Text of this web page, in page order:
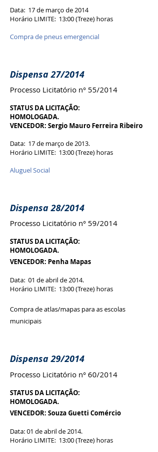
Data: 17 de março de 2014
Horário LIMITE: 13:00 (Treze) horas
Compra de pneus emergencial
Dispensa 27/2014
Processo Licitatório n° 55/2014
STATUS DA LICITAÇÃO:
HOMOLOGADA.
VENCEDOR: Sergio Mauro Ferreira Ribeiro
Data: 17 de março de 2013.
Horário LIMITE: 13:00 (Treze) horas
Aluguel Social
Dispensa 28/2014
Processo Licitatório n° 59/2014
STATUS DA LICITAÇÃO:
HOMOLOGADA.
VENCEDOR: Penha Mapas
Data: 01 de abril de 2014.
Horário LIMITE: 13:00 (Treze) horas
Compra de atlas/mapas para as escolas
municipais
Dispensa 29/2014
Processo Licitatório n° 60/2014
STATUS DA LICITAÇÃO:
HOMOLOGADA.
VENCEDOR: Souza Guetti Comércio
Data: 01 de abril de 2014.
Horário LIMITE: 13:00 (Treze) horas